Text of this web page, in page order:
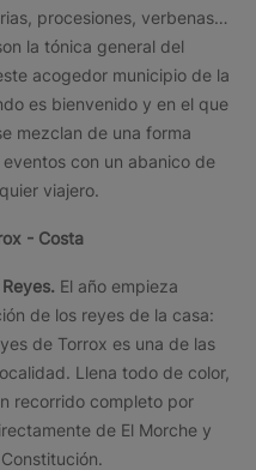
procesiones, verbenas…
la tónica general del
acogedor municipio de la
es bienvenido y en el que
mezclan de una forma
con un abanico de
viajero.
- Costa
El año empieza
de los reyes de la casa:
de Torrox es una de las
Llena todo de color,
recorrido completo por
de El Morche y